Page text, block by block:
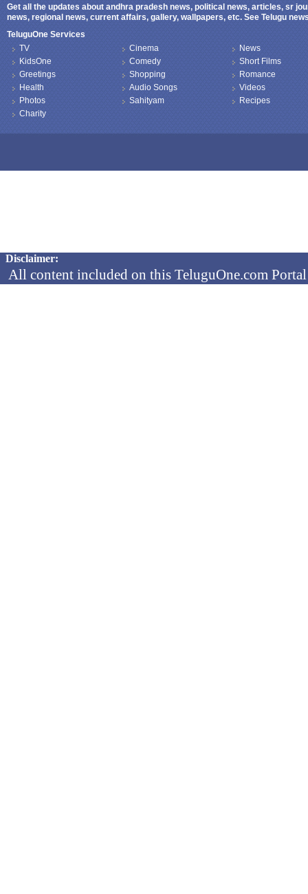
Get all the updates about andhra pradesh news, political news, articles, sr
news, regional news, current affairs, gallery, wallpapers, etc. See Telugu
TeluguOne Services
TV
KidsOne
Greetings
Health
Photos
Charity
Cinema
Comedy
Shopping
Audio Songs
Sahityam
News
Short Films
Romance
Videos
Recipes
Disclaimer:
All content included on this TeluguOne.com